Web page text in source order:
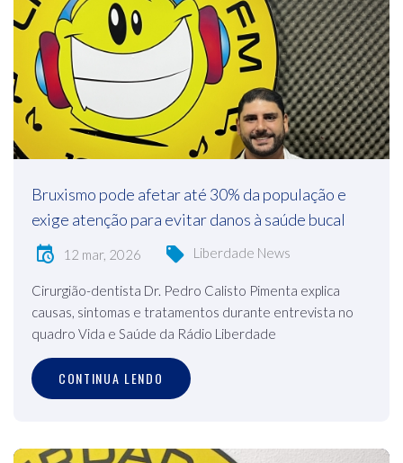
Bruxismo pode afetar até 30% da população e
exige atenção para evitar danos à saúde bucal
12 mar, 2026 Liberdade News
Cirurgião-dentista Dr. Pedro Calisto Pimenta explica
causas, sintomas e tratamentos durante entrevista no
quadro Vida e Saúde da Rádio Liberdade
CONTINUA LENDO